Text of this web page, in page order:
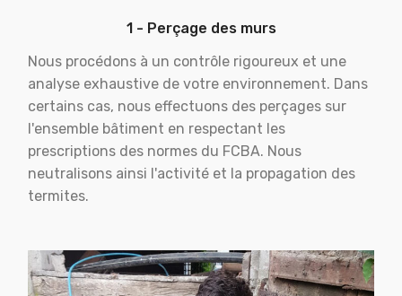
1 - Perçage des murs
Nous procédons à un contrôle rigoureux et une
analyse exhaustive de votre environnement. Dans
certains cas, nous effectuons des perçages sur
l'ensemble bâtiment en respectant les
prescriptions des normes du FCBA. Nous
neutralisons ainsi l'activité et la propagation des
termites.